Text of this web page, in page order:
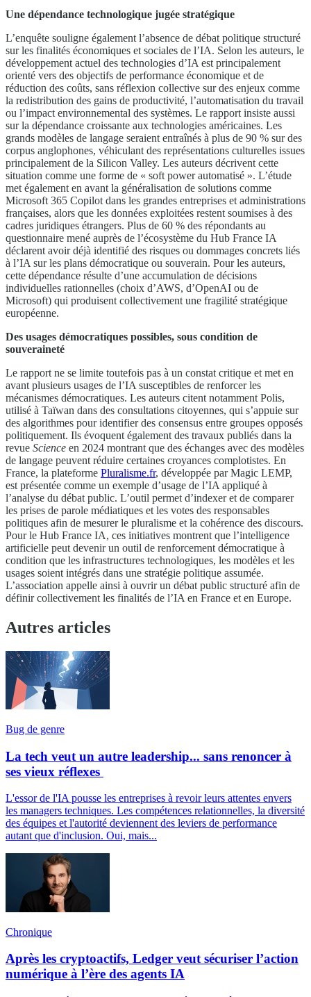
Une dépendance technologique jugée stratégique
L’enquête souligne également l’absence de débat politique structuré
sur les finalités économiques et sociales de l’IA. Selon les auteurs, le
développement actuel des technologies d’IA est principalement
orienté vers des objectifs de performance économique et de
réduction des coûts, sans réflexion collective sur des enjeux comme
la redistribution des gains de productivité, l’automatisation du travail
ou l’impact environnemental des systèmes. Le rapport insiste aussi
sur la dépendance croissante aux technologies américaines. Les
grands modèles de langage seraient entraînés à plus de 90 % sur des
corpus anglophones, véhiculant des représentations culturelles issues
principalement de la Silicon Valley. Les auteurs décrivent cette
situation comme une forme de « soft power automatisé ». L’étude
met également en avant la généralisation de solutions comme
Microsoft 365 Copilot dans les grandes entreprises et administrations
françaises, alors que les données exploitées restent soumises à des
cadres juridiques étrangers. Plus de 60 % des répondants au
questionnaire mené auprès de l’écosystème du Hub France IA
déclarent avoir déjà identifié des risques ou dommages concrets liés
à l’IA sur les plans démocratique ou souverain. Pour les auteurs,
cette dépendance résulte d’une accumulation de décisions
individuelles rationnelles (choix d’AWS, d’OpenAI ou de
Microsoft) qui produisent collectivement une fragilité stratégique
européenne.
Des usages démocratiques possibles, sous condition de
souveraineté
Le rapport ne se limite toutefois pas à un constat critique et met en
avant plusieurs usages de l’IA susceptibles de renforcer les
mécanismes démocratiques. Les auteurs citent notamment Polis,
utilisé à Taïwan dans des consultations citoyennes, qui s’appuie sur
des algorithmes pour identifier des consensus entre groupes opposés
politiquement. Ils évoquent également des travaux publiés dans la
revue Science en 2024 montrant que des échanges avec des modèles
de langage peuvent réduire certaines croyances complotistes. En
France, la plateforme Pluralisme.fr, développée par Magic LEMP,
est présentée comme un exemple d’usage de l’IA appliqué à
l’analyse du débat public. L’outil permet d’indexer et de comparer
les prises de parole médiatiques et les votes des responsables
politiques afin de mesurer le pluralisme et la cohérence des discours.
Pour le Hub France IA, ces initiatives montrent que l’intelligence
artificielle peut devenir un outil de renforcement démocratique à
condition que les infrastructures technologiques, les modèles et les
usages soient intégrés dans une stratégie politique assumée.
L’association appelle ainsi à ouvrir un débat public structuré afin de
définir collectivement les finalités de l’IA en France et en Europe.
Autres articles
Bug de genre
La tech veut un autre leadership... sans renoncer à
ses vieux réflexes
L'essor de l'IA pousse les entreprises à revoir leurs attentes envers
les managers techniques. Les compétences relationnelles, la diversité
des équipes et l'autorité deviennent des leviers de performance
autant que d'inclusion. Oui, mais...
Chronique
Après les cryptoactifs, Ledger veut sécuriser l’action
numérique à l’ère des agents IA